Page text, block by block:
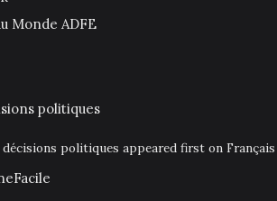
Monde ADFE
politiques
politiques appeared first on Français